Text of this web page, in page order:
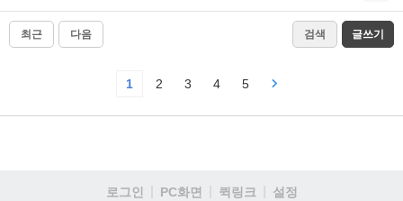
최근 다음 검색 글쓰기
1 2 3 4 5
로그인 PC화면 퀵링크
설정